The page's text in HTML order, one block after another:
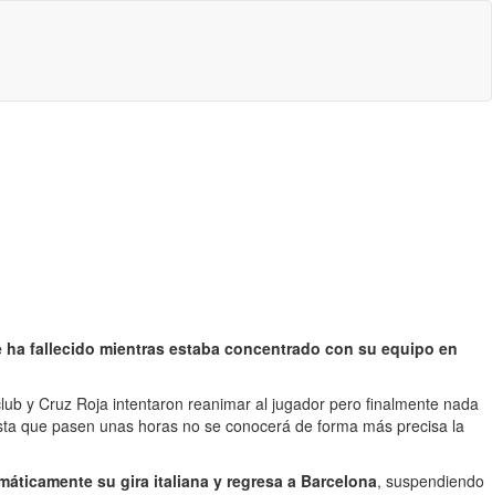
fallecido mientras estaba concentrado con su equipo en
y Cruz Roja intentaron reanimar al jugador pero finalmente nada
que pasen unas horas no se conocerá de forma más precisa la
su gira italiana y regresa a Barcelona, suspendiendo